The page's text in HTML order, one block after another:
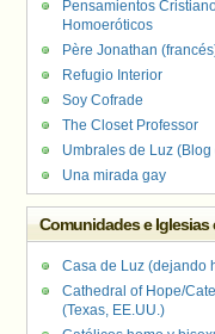
Pensamientos
Homoeróticos
Père Jonathan
Refugio Interior
Soy Cofrade
The Closet Professor
Umbrales de Luz
Una mirada gay
Comunidades e Iglesias
Casa de Luz (dejando
Cathedral of Hope/
(Texas, EE.UU.)